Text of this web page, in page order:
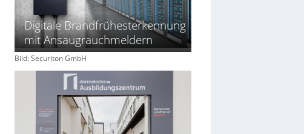
Digitale Brandfrühesterkennung
mit Ansaugrauchmeldern
Bild: Securiton GmbH